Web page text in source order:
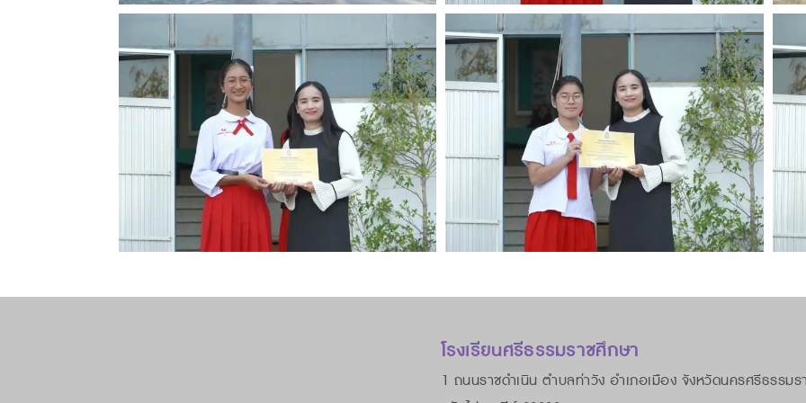
โรงเรียนศรีธรรมราชศึกษา
1 ถนนราชดำเนิน ตำบลท่าวัง อำเภอเมือง จังหวัดนครศรีธรรมร